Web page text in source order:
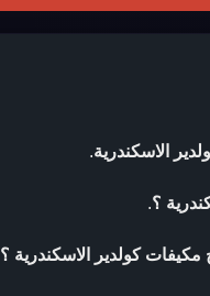
الاسكندرية.
؟.
كولدير الاسكندرية ؟